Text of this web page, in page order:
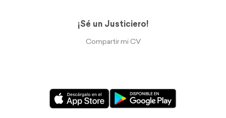
¡Sé un Justiciero!
Compartir mi CV